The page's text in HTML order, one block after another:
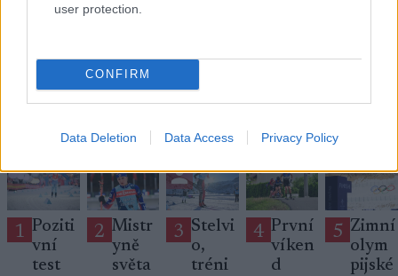
user protection.
CONFIRM
Data Deletion Data Access Privacy Policy
NEJČTĚNĚJŠÍ
1 Poziti
vní
test
2 Mistr
yně
světa
3 Stelvi
o,
tréni
4 První
víken
d
5 Zimní
olym
pijské